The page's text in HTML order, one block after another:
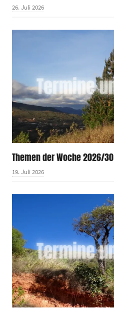
26. Juli 2026
Themen der Woche 2026/30
19. Juli 2026